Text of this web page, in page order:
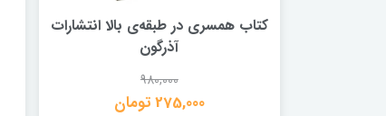
کتاب همسری در طبقه‌ی بالا انتشارات
آذرگون
980,000
275,000 تومان